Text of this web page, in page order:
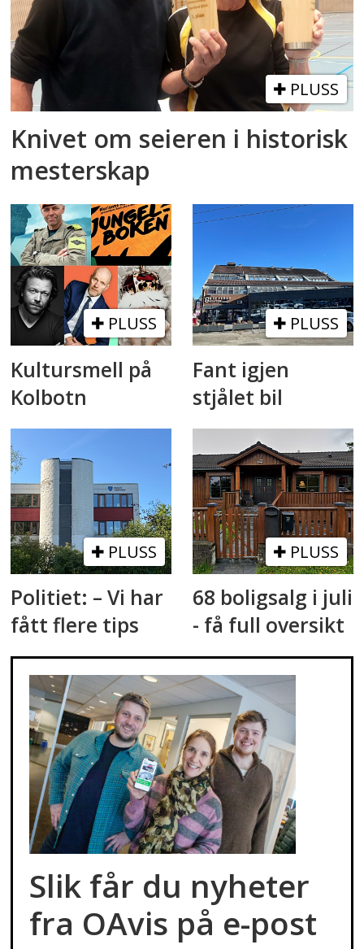
PLUSS
Knivet om seieren i historisk
mesterskap
PLUSS
Kultursmell på
Kolbotn
PLUSS
Fant igjen
stjålet bil
PLUSS
Politiet: – Vi har
fått flere tips
PLUSS
68 boligsalg i juli
- få full oversikt
Slik får du nyheter
fra OAvis på e-post